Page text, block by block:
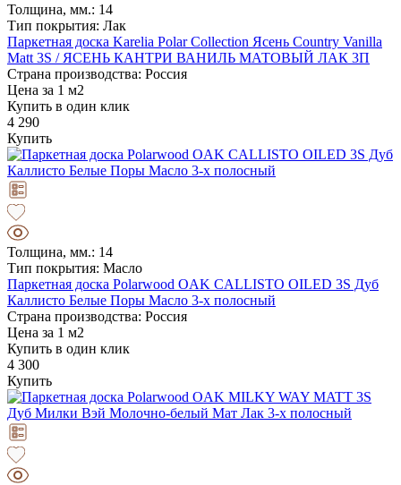
Толщина, мм.: 14
Тип покрытия: Лак
Паркетная доска Karelia Polar Collection Ясень Country Vanilla
Matt 3S / ЯСЕНЬ КАНТРИ ВАНИЛЬ МАТОВЫЙ ЛАК 3П
Страна производства: Россия
Цена за 1 м2
Купить в один клик
4 290
Купить
Толщина, мм.: 14
Тип покрытия: Масло
Паркетная доска Polarwood OAK CALLISTO OILED 3S Дуб
Каллисто Белые Поры Масло 3-х полосный
Страна производства: Россия
Цена за 1 м2
Купить в один клик
4 300
Купить